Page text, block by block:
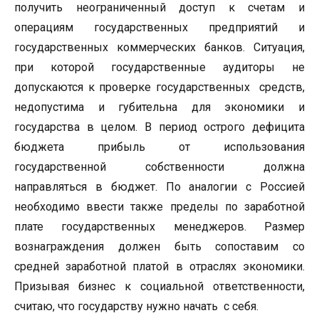
получить неограниченный доступ к счетам и
операциям государственных предприятий и
государственных коммерческих банков. Ситуация,
при которой государственные аудиторы не
допускаются к проверке государственных средств,
недопустима и губительна для экономики и
государства в целом. В период острого дефицита
бюджета прибыль от использования
государственной собственности должна
направляться в бюджет. По аналогии с Россией
необходимо ввести также пределы по заработной
плате государственных менеджеров. Размер
вознаграждения должен быть сопоставим со
средней заработной платой в отраслях экономики.
Призывая бизнес к социальной ответственности,
считаю, что государству нужно начать с себя.